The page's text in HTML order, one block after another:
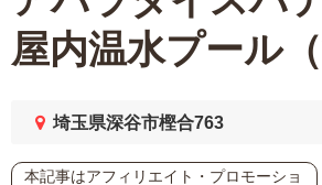
屋内温水プール（
埼玉県深谷市樫合763
本記事はアフィリエイト・プロモーショ